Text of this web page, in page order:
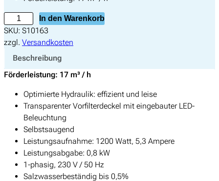
i
l
r
In den Warenkorb
SKU: S10163
zzgl. Versandkosten
Beschreibung
Förderleistung: 17 m³ / h
Optimierte Hydraulik: effizient und leise
Transparenter Vorfilterdeckel mit eingebauter LED-
Beleuchtung
Selbstsaugend
Leistungsaufnahme: 1200 Watt, 5,3 Ampere
Leistungsabgabe: 0,8 kW
1-phasig, 230 V / 50 Hz
Salzwasserbeständig bis 0,5%